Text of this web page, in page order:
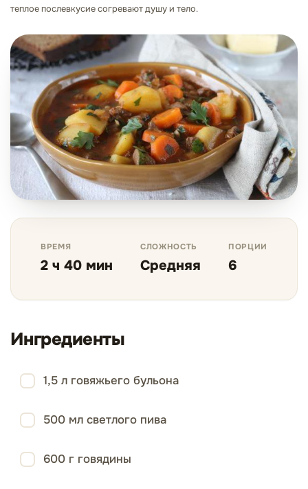
теплое послевкусие согревают душу и тело.
ВРЕМЯ
2 ч 40 мин
СЛОЖНОСТЬ
Средняя
ПОРЦИИ
6
Ингредиенты
1,5 л говяжьего бульона
500 мл светлого пива
600 г говядины